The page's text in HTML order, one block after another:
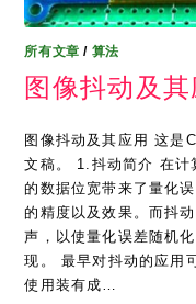
所有文章 / 算法
图像抖动及其
图像抖动及其应用 这是
文稿。 1.抖动简介 在计
的数据位宽带来了量化
的精度以及效果。而抖
声，以使量化误差随机
现。 最早对抖动的应用
使用装有成…